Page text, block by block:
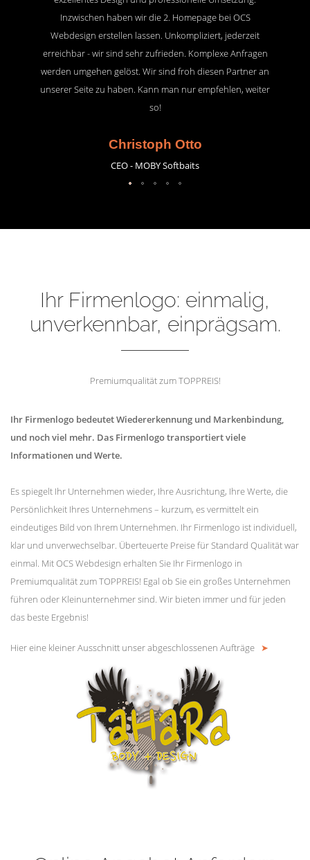
Inzwischen haben wir die 2. Homepage bei OCS
Webdesign erstellen lassen. Unkompliziert, jederzeit
erreichbar - wir sind sehr zufrieden. Komplexe Anfragen
werden umgehen gelöst. Wir sind froh diesen Partner an
unserer Seite zu haben. Kann man nur empfehlen, weiter
so!
Christoph Otto
CEO - MOBY Softbaits
Ihr Firmenlogo: einmalig,
unverkennbar, einprägsam.
Premiumqualität zum TOPPREIS!
Ihr Firmenlogo bedeutet Wiedererkennung und Markenbindung,
und noch viel mehr. Das Firmenlogo transportiert viele
Informationen und Werte.
Es spiegelt Ihr Unternehmen wieder, Ihre Ausrichtung, Ihre Werte, die
Persönlichkeit Ihres Unternehmens – kurzum, es vermittelt ein
eindeutiges Bild von Ihrem Unternehmen. Ihr Firmenlogo ist individuell,
klar und unverwechselbar. Überteuerte Preise für Standard Qualität war
einmal. Mit OCS Webdesign erhalten Sie Ihr Firmenlogo in
Premiumqualität zum TOPPREIS! Egal ob Sie ein großes Unternehmen
führen oder Kleinunternehmer sind. Wir bieten immer und für jeden
das beste Ergebnis!
Hier eine kleiner Ausschnitt unser abgeschlossenen Aufträge ➤